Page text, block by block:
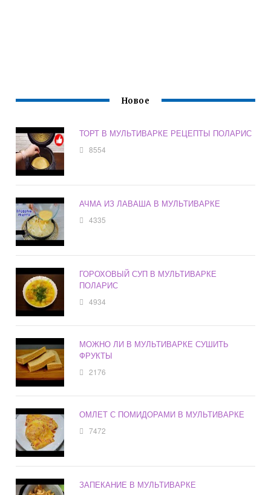
Новое
ТОРТ В МУЛЬТИВАРКЕ РЕЦЕПТЫ ПОЛАРИС
8554
АЧМА ИЗ ЛАВАША В МУЛЬТИВАРКЕ
4335
ГОРОХОВЫЙ СУП В МУЛЬТИВАРКЕ
ПОЛАРИС
4934
МОЖНО ЛИ В МУЛЬТИВАРКЕ СУШИТЬ
ФРУКТЫ
2176
ОМЛЕТ С ПОМИДОРАМИ В МУЛЬТИВАРКЕ
7472
ЗАПЕКАНИЕ В МУЛЬТИВАРКЕ